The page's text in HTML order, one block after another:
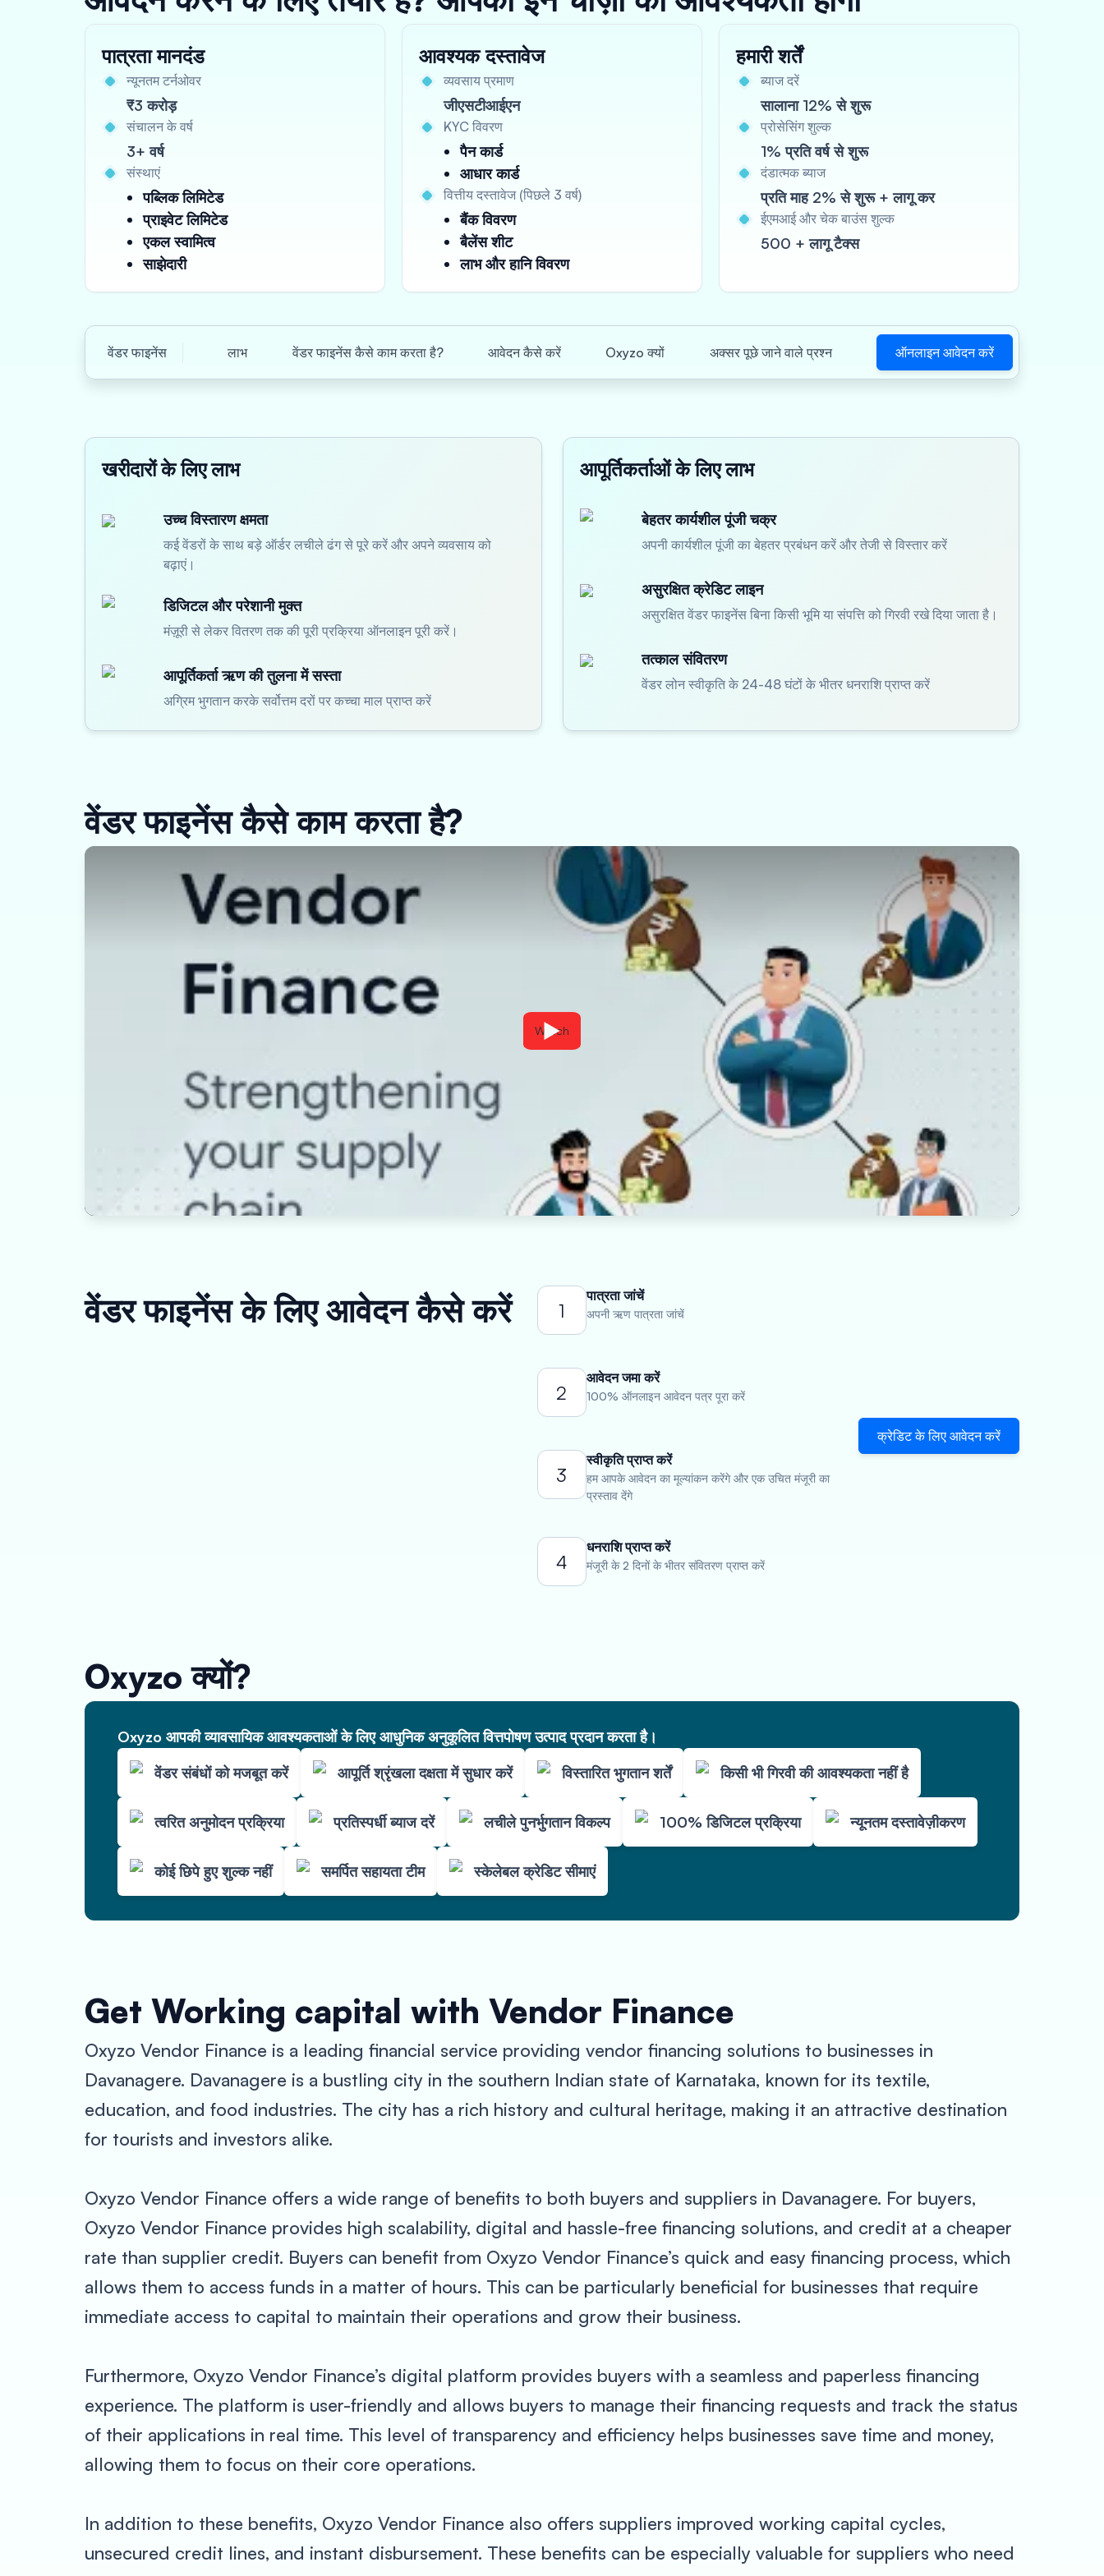
पात्रता मानदंड
न्यूनतम टर्नओवर
₹3 करोड़
संचालन के वर्ष
3+ वर्ष
संस्थाएं
पब्लिक लिमिटेड
प्राइवेट लिमिटेड
एकल स्वामित्व
साझेदारी
आवश्यक दस्तावेज
व्यवसाय प्रमाण
जीएसटीआईएन
KYC विवरण
पैन कार्ड
आधार कार्ड
वित्तीय दस्तावेज (पिछले 3 वर्ष)
बैंक विवरण
बैलेंस शीट
लाभ और हानि विवरण
हमारी शर्तें
ब्याज दरें
सालाना 12% से शुरू
प्रोसेसिंग शुल्क
1% प्रति वर्ष से शुरू
दंडात्मक ब्याज
प्रति माह 2% से शुरू + लागू कर
ईएमआई और चेक बाउंस शुल्क
500 + लागू टैक्स
वेंडर फाइनेंस लाभ वेंडर फाइनेंस कैसे काम करता है? आवेदन कैसे करें Oxyzo क्यों अक्सर पूछे जाने वाले प्रश्न ऑनलाइन आवेदन करें
खरीदारों के लिए लाभ
उच्च विस्तारण क्षमता
कई वेंडरों के साथ बड़े ऑर्डर लचीले ढंग से पूरे करें और अपने व्यवसाय को
बढ़ाएं।
डिजिटल और परेशानी मुक्त
मंज़ूरी से लेकर वितरण तक की पूरी प्रक्रिया ऑनलाइन पूरी करें।
आपूर्तिकर्ता ऋण की तुलना में सस्ता
अग्रिम भुगतान करके सर्वोत्तम दरों पर कच्चा माल प्राप्त करें
आपूर्तिकर्ताओं के लिए लाभ
बेहतर कार्यशील पूंजी चक्र
अपनी कार्यशील पूंजी का बेहतर प्रबंधन करें और तेजी से विस्तार करें
असुरक्षित क्रेडिट लाइन
असुरक्षित वेंडर फाइनेंस बिना किसी भूमि या संपत्ति को गिरवी रखे दिया जाता है।
तत्काल संवितरण
वेंडर लोन स्वीकृति के 24-48 घंटों के भीतर धनराशि प्राप्त करें
वेंडर फाइनेंस कैसे काम करता है?
Watch
वेंडर फाइनेंस के लिए आवेदन कैसे करें 1
पात्रता जांचें
अपनी ऋण पात्रता जांचें
2
आवेदन जमा करें
100% ऑनलाइन आवेदन पत्र पूरा करें
3
स्वीकृति प्राप्त करें
हम आपके आवेदन का मूल्यांकन करेंगे और एक उचित मंजूरी का
प्रस्ताव देंगे
4
धनराशि प्राप्त करें
मंजूरी के 2 दिनों के भीतर संवितरण प्राप्त करें
क्रेडिट के लिए आवेदन करें
Oxyzo क्यों?
Oxyzo आपकी व्यावसायिक आवश्यकताओं के लिए आधुनिक अनुकूलित वित्तपोषण उत्पाद प्रदान करता है।
वेंडर संबंधों को मजबूत करें
आपूर्ति श्रृंखला दक्षता में सुधार करें विस्तारित भुगतान शर्तें किसी भी गिरवी की आवश्यकता नहीं है
त्वरित अनुमोदन प्रक्रिया प्रतिस्पर्धी ब्याज दरें लचीले पुनर्भुगतान विकल्प 100% डिजिटल प्रक्रिया न्यूनतम दस्तावेज़ीकरण
कोई छिपे हुए शुल्क नहीं समर्पित सहायता टीम स्केलेबल क्रेडिट सीमाएं
Get Working capital with Vendor Finance
Oxyzo Vendor Finance is a leading financial service providing vendor financing solutions to businesses in
Davanagere. Davanagere is a bustling city in the southern Indian state of Karnataka, known for its textile,
education, and food industries. The city has a rich history and cultural heritage, making it an attractive destination
for tourists and investors alike.
Oxyzo Vendor Finance offers a wide range of benefits to both buyers and suppliers in Davanagere. For buyers,
Oxyzo Vendor Finance provides high scalability, digital and hassle-free financing solutions, and credit at a cheaper
rate than supplier credit. Buyers can benefit from Oxyzo Vendor Finance’s quick and easy financing process, which
allows them to access funds in a matter of hours. This can be particularly beneficial for businesses that require
immediate access to capital to maintain their operations and grow their business.
Furthermore, Oxyzo Vendor Finance’s digital platform provides buyers with a seamless and paperless financing
experience. The platform is user-friendly and allows buyers to manage their financing requests and track the status
of their applications in real time. This level of transparency and efficiency helps businesses save time and money,
allowing them to focus on their core operations.
In addition to these benefits, Oxyzo Vendor Finance also offers suppliers improved working capital cycles,
unsecured credit lines, and instant disbursement. These benefits can be especially valuable for suppliers who need